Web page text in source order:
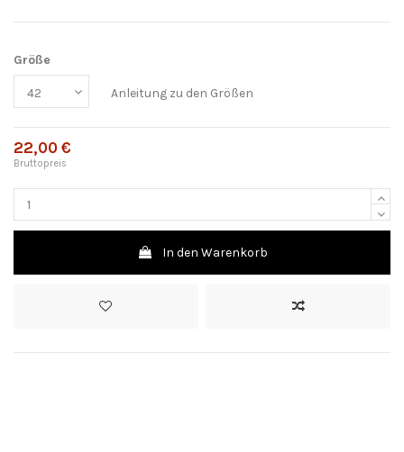
Größe
Anleitung zu den Größen
22,00 €
Bruttopreis
In den Warenkorb